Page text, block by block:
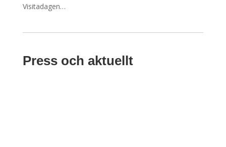
Visitadagen…
Press och aktuellt